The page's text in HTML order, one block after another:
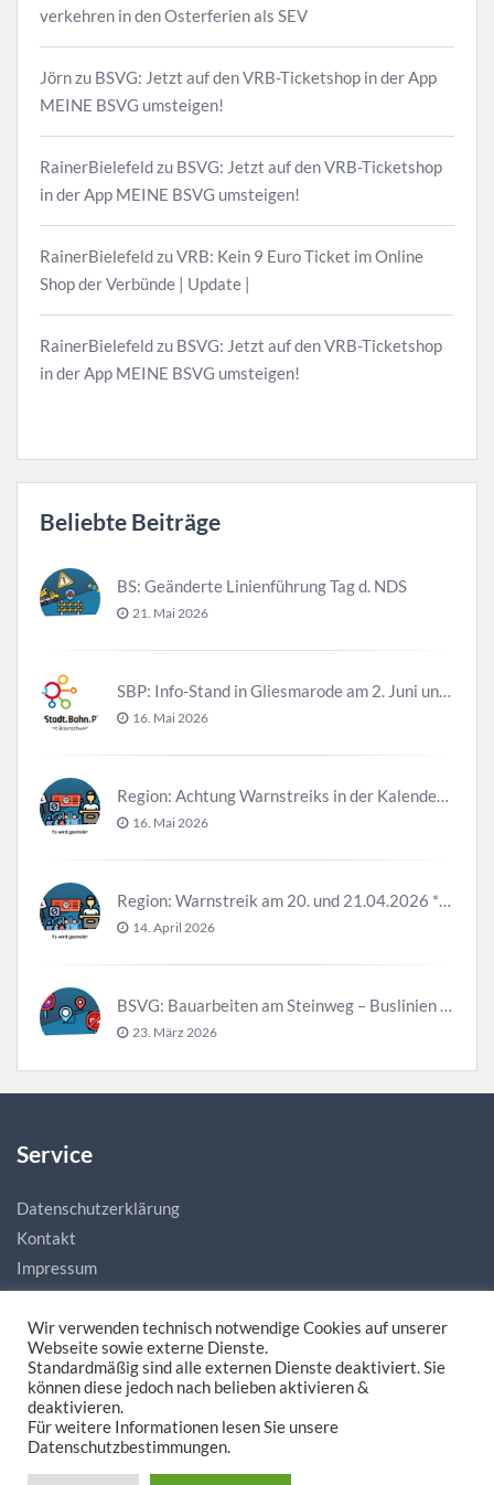
verkehren in den Osterferien als SEV
Jörnzu BSVG: Jetzt auf den VRB-Ticketshop in der App
MEINE BSVG umsteigen!
RainerBielefeldzu BSVG: Jetzt auf den VRB-Ticketshop
in der App MEINE BSVG umsteigen!
RainerBielefeldzuVRB: Kein 9 Euro Ticket im Online
Shop der Verbünde | Update |
RainerBielefeldzu BSVG: Jetzt auf den VRB-Ticketshop
in der App MEINE BSVG umsteigen!
Beliebte Beiträge
BS: Geänderte Linienführung Tag d. NDS
21. Mai 2026
SBP: Info-Stand in Gliesmarode am 2. Juni und 23. Juni
16. Mai 2026
Region: Achtung Warnstreiks in der Kalenderwoche 21
16. Mai 2026
Region: Warnstreik am 20. und 21.04.2026 *Update*
14. April 2026
BSVG: Bauarbeiten am Steinweg – Buslinien halten verändert
23. März 2026
Service
Datenschutzerklärung
Kontakt
Impressum
Made with love bynatias.de - Digitale Mediengestaltung
Wir verwenden technisch notwendige Cookies auf unserer
Webseite sowie externe Dienste.
Standardmäßig sind alle externen Dienste deaktiviert. Sie
können diese jedoch nach belieben aktivieren &
deaktivieren.
Für weitere Informationen lesen Sie unsere
Datenschutzbestimmungen.